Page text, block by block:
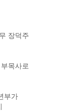
장덕주
목사로
부가